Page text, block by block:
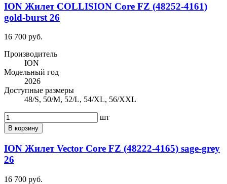
ION Жилет COLLISION Core FZ (48252-4161)
gold-burst 26
16 700 руб.
Производитель
ION
Модельный год
2026
Доступные размеры
48/S, 50/M, 52/L, 54/XL, 56/XXL
шт
В корзину
ION Жилет Vector Core FZ (48222-4165) sage-grey
26
16 700 руб.